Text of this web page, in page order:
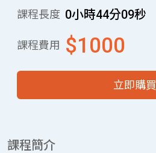
課程長度 0小時44分09秒
課程費用 $1000
立即購買
課程簡介